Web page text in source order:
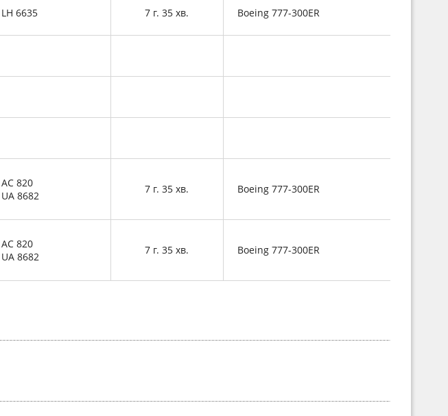
LH 6635 7 г. 35 хв. Boeing 777-300ER
AC 820
UA 8682
7 г. 35 хв. Boeing 777-300ER
AC 820
UA 8682
7 г. 35 хв. Boeing 777-300ER